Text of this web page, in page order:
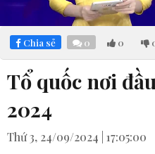
Mute Loaded:
5.10%
Chia sẻ 0 0
Tổ quốc nơi
2024
Thứ 3, 24/09/2024 | 17:05:00